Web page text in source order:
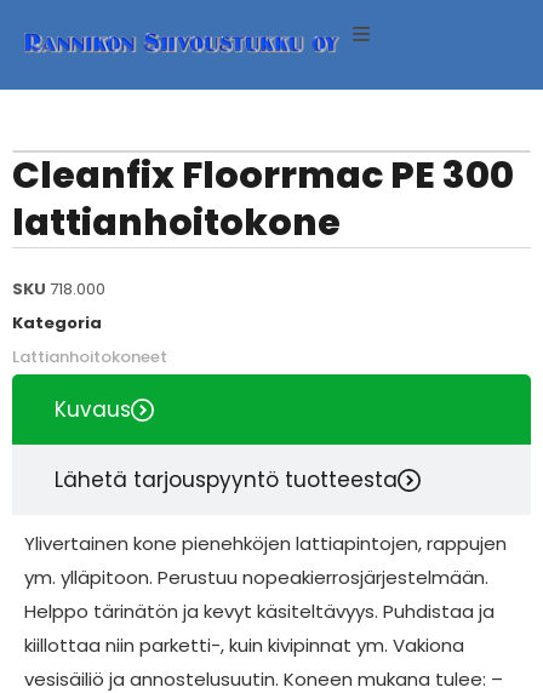
Cleanfix Floorrmac PE 300
lattianhoitokone
SKU 718.000
Kategoria
Lattianhoitokoneet
Kuvaus
Lähetä tarjouspyyntö tuotteesta
Ylivertainen kone pienehköjen lattiapintojen, rappujen
ym. ylläpitoon. Perustuu nopeakierrosjärjestelmään.
Helppo tärinätön ja kevyt käsiteltävyys. Puhdistaa ja
kiillottaa niin parketti-, kuin kivipinnat ym. Vakiona
vesisäiliö ja annostelusuutin. Koneen mukana tulee: –